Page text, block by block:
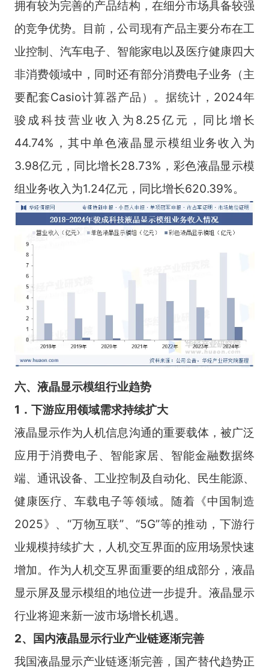
拥有较为完善的产品结构，在细分市场具备较强
的竞争优势。目前，公司现有产品主要分布在工
业控制、汽车电子、智能家电以及医疗健康四大
非消费领域中，同时还有部分消费电子业务（主
要配套Casio计算器产品）。据统计，2024年
骏成科技营业收入为8.25亿元，同比增长
44.74%，其中单色液晶显示模组业务收入为
3.98亿元，同比增长28.73%，彩色液晶显示模
组业务收入为1.24亿元，同比增长620.39%。
六、 液晶显示模组行业趋势
1．下游应用领域需求持续扩大
液晶显示作为人机信息沟通的重要载体，被广泛
应用于消费电子、智能家居、智能金融数据终
端、通讯设备、工业控制及自动化、民生能源、
健康医疗、车载电子等领域。随着《中国制造
2025》、“万物互联”、“5G”等的推动，下游行
业规模持续扩大，人机交互界面的应用场景快速
增加。作为人机交互界面重要的组成部分，液晶
显示屏及显示模组的地位进一步提升。液晶显示
行业将迎来新一波市场增长机遇。
2、国内液晶显示行业产业链逐渐完善
我国液晶显示产业链逐渐完善，国产替代趋势正